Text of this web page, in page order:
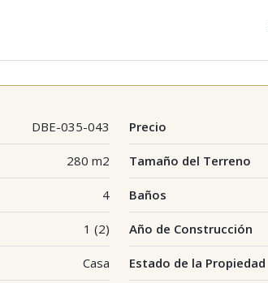
DBE-035-043 Precio
280 m2 Tamaño del Terreno
4 Baños
1 (2) Año de Construcción
Casa Estado de la Propiedad